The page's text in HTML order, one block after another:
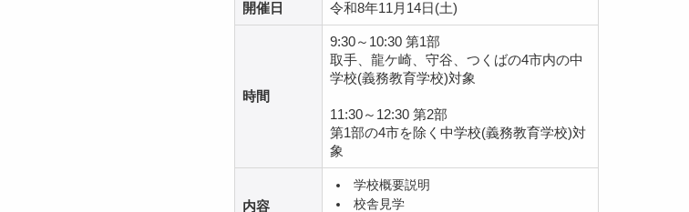
開催日 令和8年11月14日(土)
時間
9:30～10:30 第1部
取手、龍ケ崎、守谷、つくばの4市内の中
学校(義務教育学校)対象
11:30～12:30 第2部
第1部の4市を除く中学校(義務教育学校)対
象
内容
学校概要説明
校舎見学